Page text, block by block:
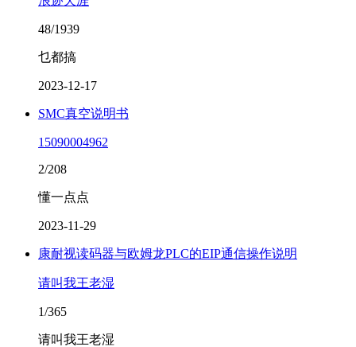
48/1939
乜都搞
2023-12-17
SMC真空说明书
15090004962
2/208
懂一点点
2023-11-29
康耐视读码器与欧姆龙PLC的EIP通信操作说明
请叫我王老湿
1/365
请叫我王老湿